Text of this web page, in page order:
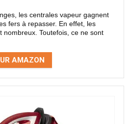
les centrales vapeur gagnent
fers à repasser. En effet, les
nombreux. Toutefois, ce ne sont
AMAZON